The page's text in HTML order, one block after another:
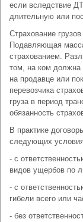
если вследствие
длительную или
Страхование
Подавляющая
страхованием.
том, на ком должна
на продавце или
перевозчика
груза в период
обязанность
В практике
следующих
- с
видов ущербов по
- с
гибели всего или
- без